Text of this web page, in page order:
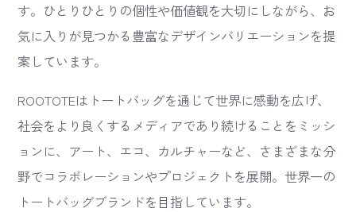
す。ひとりひとりの個性や価値観を大切にしながら、お
気に入りが見つかる豊富なデザインバリエーションを提
案しています。
ROOTOTEはトートバッグを通じて世界に感動を広げ、
社会をより良くするメディアであり続けることをミッシ
ョンに、アート、エコ、カルチャーなど、さまざまな分
野でコラボレーションやプロジェクトを展開。世界一の
トートバッグブランドを目指しています。